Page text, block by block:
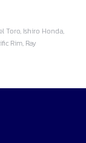
Toro, Ishiro Honda,
Rim, Ray